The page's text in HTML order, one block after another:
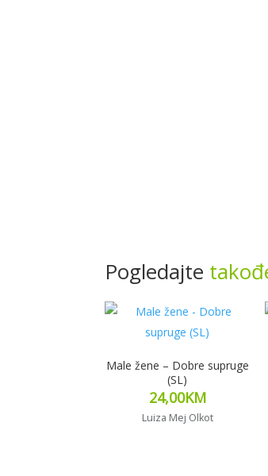
Pogledajte
Male žene – Dobre supruge
(SL)
24,00KM
Luiza Mej Olkot